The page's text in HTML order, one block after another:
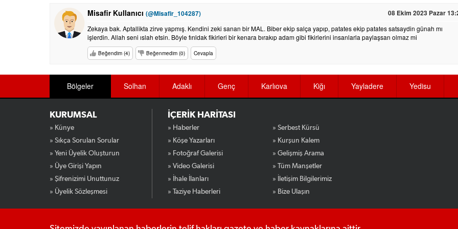
Misafir Kullanıcı (@Misafir_104287) 08 Ekim 2023 Pazar
Zekaya bak. Aptallikta zirve yapmış. Kendini zeki sanan bir MAL. Biber ekip salça yapıp, patates ekip patates satsaydin günah mı
işlerdin. Allah seni ıslah etsin. Böyle fırıldak fikirleri bir kenara bırakıp adam gibi fikirlerini insanlarla paylaşsan olmaz mi
Beğendim (4) Beğenmedim (0) Cevapla
Bölgeler Solhan Adaklı Genç Karlıova Kiğı Yayladere Yedisu
KURUMSAL
» Künye
» Sıkça Sorulan Sorular
» Yeni Üyelik Oluşturun
» Üye Girişi Yapın
» Şifrenizimi Unuttunuz
» Üyelik Sözleşmesi
İÇERİK HARİTASI
» Haberler
» Köşe Yazarları
» Fotoğraf Galerisi
» Video Galerisi
» İhale İlanları
» Taziye Haberleri
» Serbest Kürsü
» Kurşun Kalem
» Gelişmiş Arama
» Tüm Manşetler
» İletişim Bilgilerimiz
» Bize Ulaşın